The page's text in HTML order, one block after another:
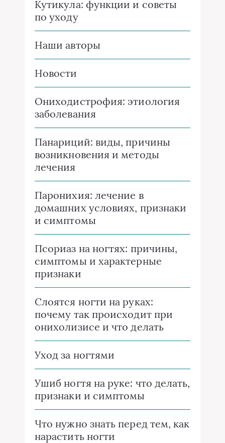
Кутикула: функции и советы
по уходу
Наши авторы
Новости
Ониходистрофия: этиология
заболевания
Панариций: виды, причины
возникновения и методы
лечения
Паронихия: лечение в
домашних условиях, признаки
и симптомы
Псориаз на ногтях: причины,
симптомы и характерные
признаки
Слоятся ногти на руках:
почему так происходит при
онихолизисе и что делать
Уход за ногтями
Ушиб ногтя на руке: что делать,
признаки и симптомы
Что нужно знать перед тем, как
нарастить ногти